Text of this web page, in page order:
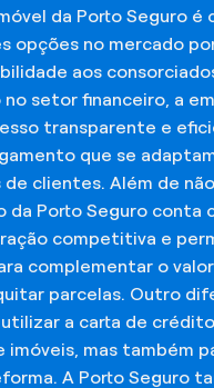
da Porto Seguro é
opções no mercado
aos
setor financeiro, a
transparente e
que se
clientes. Além de
da Porto Seguro conta
competitiva e
complementar o
parcelas. Outro
a carta de
imóveis, mas também
A Porto Seguro